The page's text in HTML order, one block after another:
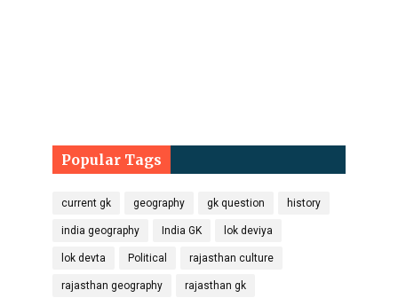
Popular Tags
current gk geography gk question history
india geography India GK lok deviya
lok devta Political rajasthan culture
rajasthan geography rajasthan gk